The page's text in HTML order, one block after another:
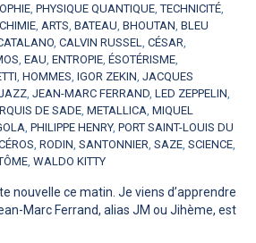
, PHYSIQUE QUANTIQUE,TECHNICITÉ,
, ARTS, BATEAU, BHOUTAN, BLEU
, CALVIN RUSSEL, CÉSAR,
, EAU, ENTROPIE, ÉSOTÉRISME,
, HOMMES, IGOR ZEKIN, JACQUES
, JEAN-MARC FERRAND, LED ZEPPELIN,
DE SADE, METALLICA, MIQUEL
, PHILIPPE HENRY, PORT SAINT-LOUIS DU
, RODIN, SANTONNIER, SAZE, SCIENCE,
, WALDO KITTY
nouvelle ce matin. Je viens d’apprendre
Marc Ferrand, alias JM ou Jihème, est